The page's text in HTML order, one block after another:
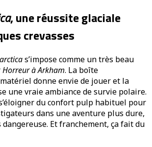
, une réussite glaciale
crevasses
s’impose comme un très beau
Horreur à Arkham. La boîte
donne envie de jouer et la
une vraie ambiance de survie polaire.
du confort pulp habituel pour
dans une aventure plus dure,
Et franchement, ça fait du